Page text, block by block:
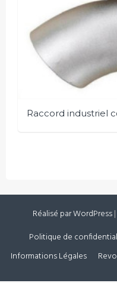
Raccord industriel
Réalisé par WordPress|
Politique de
Informations Légales